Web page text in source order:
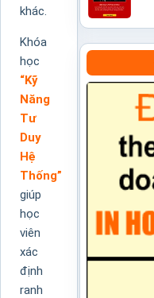
khác.
Khóa
học
“Kỹ
Năng
Tư
Duy
Hệ
Thống”
giúp
học
viên
xác
định
ranh